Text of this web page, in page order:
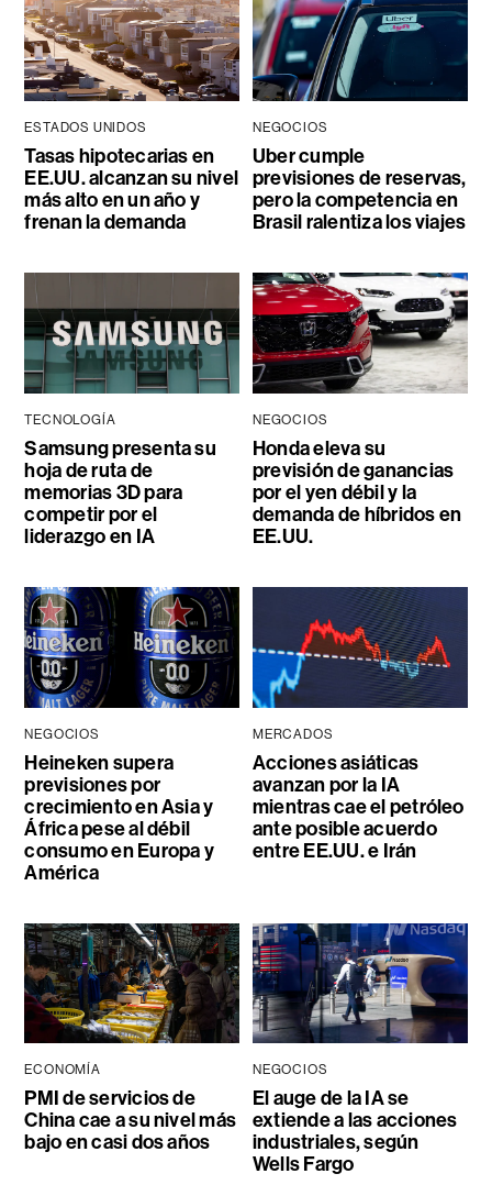
ESTADOS UNIDOS
Tasas hipotecarias en
EE.UU. alcanzan su nivel
más alto en un año y
frenan la demanda
NEGOCIOS
Uber cumple
previsiones de reservas,
pero la competencia en
Brasil ralentiza los viajes
TECNOLOGÍA
Samsung presenta su
hoja de ruta de
memorias 3D para
competir por el
liderazgo en IA
NEGOCIOS
Honda eleva su
previsión de ganancias
por el yen débil y la
demanda de híbridos en
EE.UU.
NEGOCIOS
Heineken supera
previsiones por
crecimiento en Asia y
África pese al débil
consumo en Europa y
América
MERCADOS
Acciones asiáticas
avanzan por la IA
mientras cae el petróleo
ante posible acuerdo
entre EE.UU. e Irán
ECONOMÍA
PMI de servicios de
China cae a su nivel más
bajo en casi dos años
NEGOCIOS
El auge de la IA se
extiende a las acciones
industriales, según
Wells Fargo